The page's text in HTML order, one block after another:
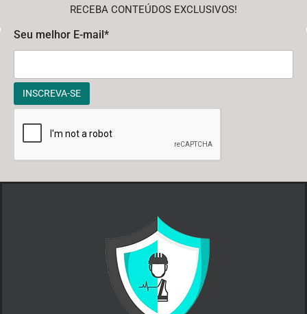
RECEBA CONTEÚDOS EXCLUSIVOS!
Seu melhor E-mail*
INSCREVA-SE